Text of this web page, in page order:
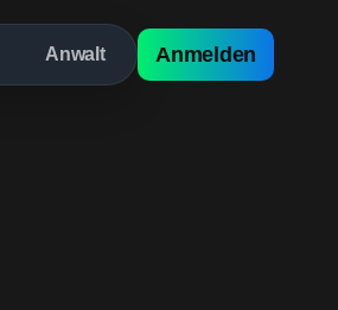
Anwalt Anmelden